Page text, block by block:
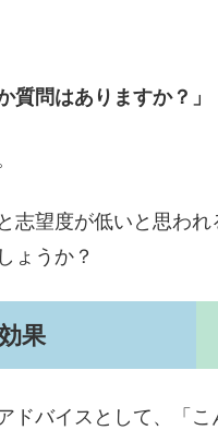
質問はありますか？」
志望度が低いと思わ
ょうか？
果
ドバイスとして、「